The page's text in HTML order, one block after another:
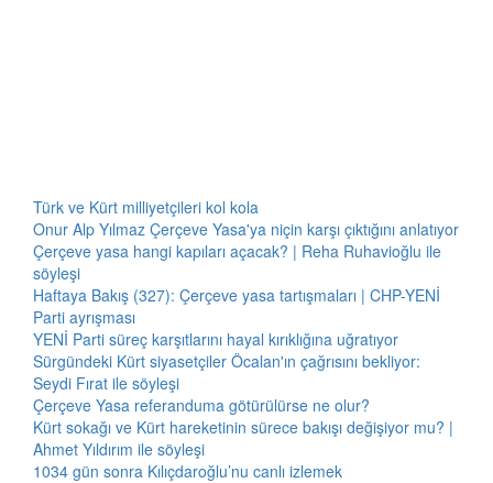
Türk ve Kürt milliyetçileri kol kola
Onur Alp Yılmaz Çerçeve Yasa'ya niçin karşı çıktığını anlatıyor
Çerçeve yasa hangi kapıları açacak? | Reha Ruhavioğlu ile
söyleşi
Haftaya Bakış (327): Çerçeve yasa tartışmaları | CHP-YENİ
Parti ayrışması
YENİ Parti süreç karşıtlarını hayal kırıklığına uğratıyor
Sürgündeki Kürt siyasetçiler Öcalan'ın çağrısını bekliyor:
Seydi Fırat ile söyleşi
Çerçeve Yasa referanduma götürülürse ne olur?
Kürt sokağı ve Kürt hareketinin sürece bakışı değişiyor mu? |
Ahmet Yıldırım ile söyleşi
1034 gün sonra Kılıçdaroğlu’nu canlı izlemek